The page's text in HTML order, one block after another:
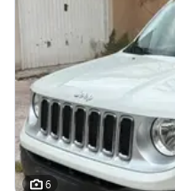
6